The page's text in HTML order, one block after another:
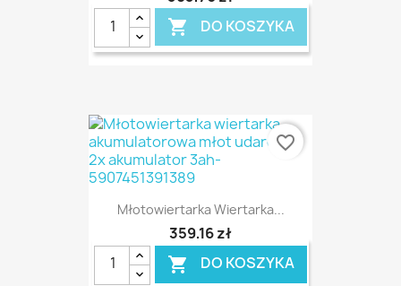
 DO KOSZYKA
Młotowiertarka Wiertarka...
359,16 zł
 DO KOSZYKA
favorite_border